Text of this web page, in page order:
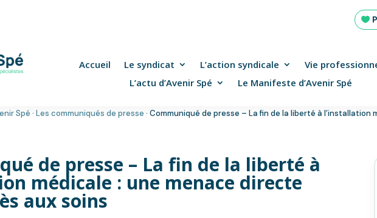
Accueil Le syndicat L’action syndicale
Vie
L’actu d’Avenir Spé
Le Manifeste d’Avenir Spé
Spé ·Les communiqués de presse ·Communiqué de presse – La fin de la liberté à
de presse – La fin de la liberté à
médicale : une menace directe
aux soins